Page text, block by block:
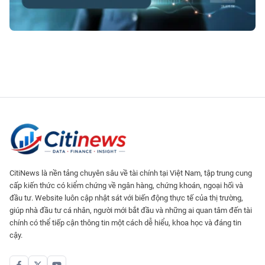
CitiNews là nền tảng chuyên sâu về tài chính tại Việt Nam, tập trung cung
cấp kiến thức có kiểm chứng về ngân hàng, chứng khoán, ngoại hối và
đầu tư. Website luôn cập nhật sát với biến động thực tế của thị trường,
giúp nhà đầu tư cá nhân, người mới bắt đầu và những ai quan tâm đến tài
chính có thể tiếp cận thông tin một cách dễ hiểu, khoa học và đáng tin
cậy.